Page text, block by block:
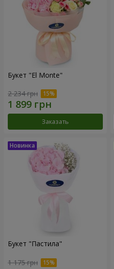
Букет "El Monte"
2 234 грн
Заказать
Букет "Пастила"
1 175 грн